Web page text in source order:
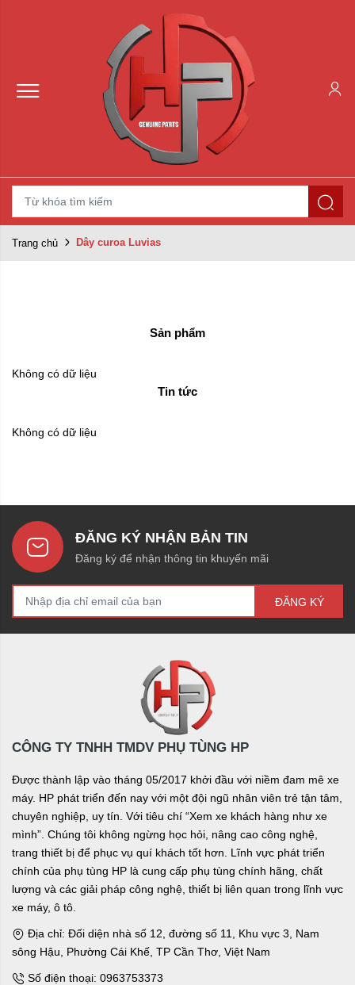
Trang chủ Dây curoa Luvias
Sản phẩm
Không có dữ liệu
Tin tức
Không có dữ liệu
ĐĂNG KÝ NHẬN BẢN TIN
Đăng ký để nhận thông tin khuyến mãi
ĐĂNG KÝ
CÔNG TY TNHH TMDV PHỤ TÙNG HP
Được thành lập vào tháng 05/2017 khởi đầu với niềm đam mê xe
máy. HP phát triển đến nay với một đội ngũ nhân viên trẻ tận tâm,
chuyên nghiệp, uy tín. Với tiêu chí “Xem xe khách hàng như xe
mình”. Chúng tôi không ngừng học hỏi, nâng cao công nghệ,
trang thiết bị để phục vụ quí khách tốt hơn. Lĩnh vực phát triển
chính của phụ tùng HP là cung cấp phụ tùng chính hãng, chất
lượng và các giải pháp công nghệ, thiết bị liên quan trong lĩnh vực
xe máy, ô tô.
Địa chỉ: Đối diện nhà số 12, đường số 11, Khu vực 3, Nam
sông Hậu, Phường Cái Khế, TP Cần Thơ, Việt Nam
Số điện thoại: 0963753373